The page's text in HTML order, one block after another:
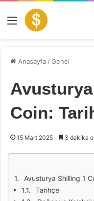
Menü
Anasayfa /Genel
Coin:
15 Mart 2025 3 dakika
Avusturya Shilling 1
Tarihçe